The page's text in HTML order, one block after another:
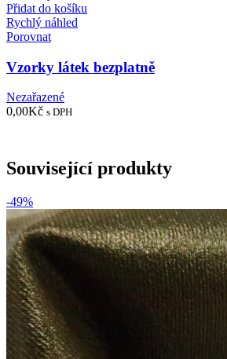
Přidat do košíku
Rychlý náhled
Porovnat
Vzorky látek bezplatně
Nezařazené
0,00Kč s DPH
Související produkty
-49%